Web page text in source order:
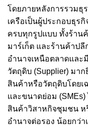
โดยภายหลังการรวม
เครือเป็นผู้ประกอบธุร
ครบทุกรูปแบบ ทั้งร้านค้
มาร์เก็ต และร้านค้าป
อำนาจเหนือตลาดและ
วัตถุดิบ (Supplier) มา
สินค้าหรือวัตถุดิบโดยเ
และขนาดย่อม
สินค้าวิสาหกิจชุมชน
อำนาจต่อรอง น้อยกว่า